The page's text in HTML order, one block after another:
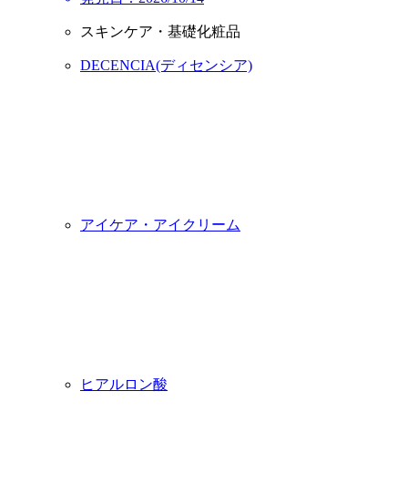
スキンケア・基礎化粧品
DECENCIA(ディセンシア)
アイケア・アイクリーム
ヒアルロン酸